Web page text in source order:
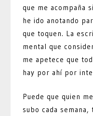
que me acompaña
he ido anotando
que toquen. La
mental que
me apetece que
hay por ahí por
Puede que quien
subo cada